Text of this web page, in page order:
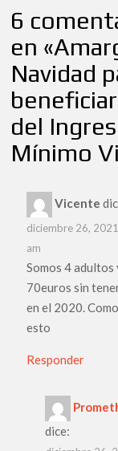
6
en «
Navidad
del
Mínimo
Vicente
diciembre 26,
am
Somos 4 adultos
70euros sin
en el 2020.
esto
Responder
dice: